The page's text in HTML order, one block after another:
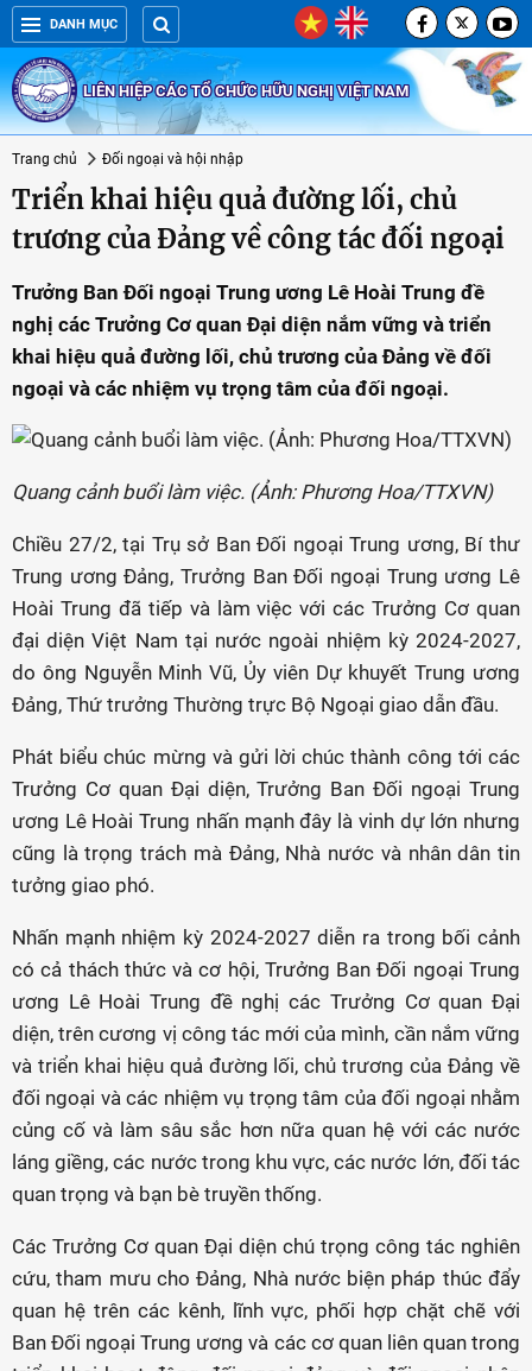
DANH MỤC
LIÊN HIỆP CÁC TỔ CHỨC HỮU NGHỊ VIỆT NAM
Trang chủ Đối ngoại và hội nhập
Triển khai hiệu quả đường lối, chủ
trương của Đảng về công tác đối ngoại
Trưởng Ban Đối ngoại Trung ương Lê Hoài Trung đề
nghị các Trưởng Cơ quan Đại diện nắm vững và triển
khai hiệu quả đường lối, chủ trương của Đảng về đối
ngoại và các nhiệm vụ trọng tâm của đối ngoại.
Quang cảnh buổi làm việc. (Ảnh: Phương Hoa/TTXVN)
Chiều 27/2, tại Trụ sở Ban Đối ngoại Trung ương, Bí thư
Trung ương Đảng, Trưởng Ban Đối ngoại Trung ương Lê
Hoài Trung đã tiếp và làm việc với các Trưởng Cơ quan
đại diện Việt Nam tại nước ngoài nhiệm kỳ 2024-2027,
do ông Nguyễn Minh Vũ, Ủy viên Dự khuyết Trung ương
Đảng, Thứ trưởng Thường trực Bộ Ngoại giao dẫn đầu.
Phát biểu chúc mừng và gửi lời chúc thành công tới các
Trưởng Cơ quan Đại diện, Trưởng Ban Đối ngoại Trung
ương Lê Hoài Trung nhấn mạnh đây là vinh dự lớn nhưng
cũng là trọng trách mà Đảng, Nhà nước và nhân dân tin
tưởng giao phó.
Nhấn mạnh nhiệm kỳ 2024-2027 diễn ra trong bối cảnh
có cả thách thức và cơ hội, Trưởng Ban Đối ngoại Trung
ương Lê Hoài Trung đề nghị các Trưởng Cơ quan Đại
diện, trên cương vị công tác mới của mình, cần nắm vững
và triển khai hiệu quả đường lối, chủ trương của Đảng về
đối ngoại và các nhiệm vụ trọng tâm của đối ngoại nhằm
củng cố và làm sâu sắc hơn nữa quan hệ với các nước
láng giềng, các nước trong khu vực, các nước lớn, đối tác
quan trọng và bạn bè truyền thống.
Các Trưởng Cơ quan Đại diện chú trọng công tác nghiên
cứu, tham mưu cho Đảng, Nhà nước biện pháp thúc đẩy
quan hệ trên các kênh, lĩnh vực, phối hợp chặt chẽ với
Ban Đối ngoại Trung ương và các cơ quan liên quan trong